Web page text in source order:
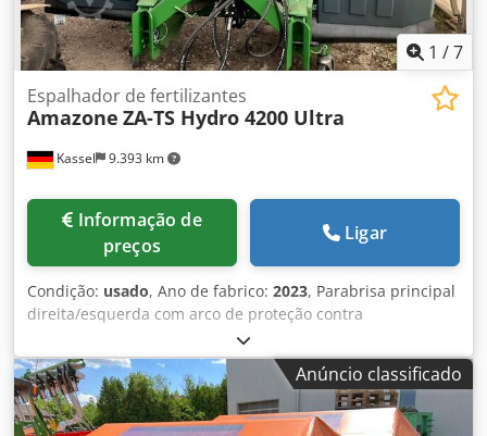
1 /7
Kassel 9.393 km
Espalhador de fertilizantes
Amazone ZA-TS Hydro 4200 Ultra
preços
Ligar
Condição: usado, Ano de fabrico: 2023, Parabrisa principal
direita/esquerda com arco de proteção contra
capotamento TS Auto L, dispositivo de separação /
giratório, montado de fábrica. Sensor de inclinação para
sistema de pesagem eletrônico / ajuste do sistema de
introdução. Componentes de instalação para sistema de
pesagem profissional para equipamentos básicos ZA.
Anúncio classificado